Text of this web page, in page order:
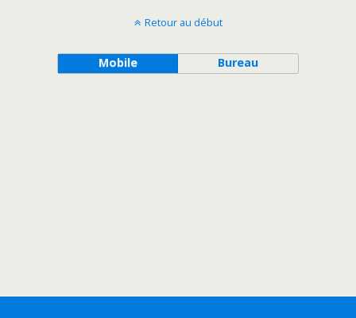
Retour au début
Mobile Bureau